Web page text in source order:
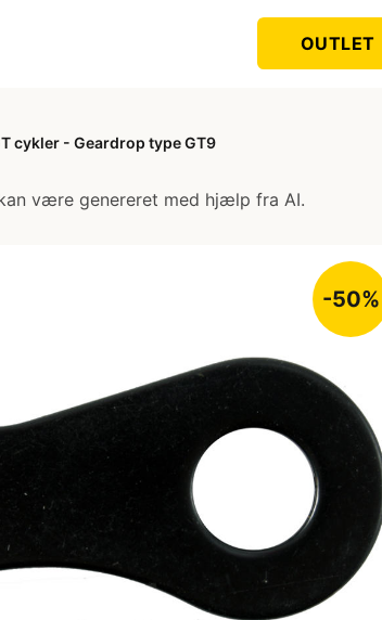
OUTLET
cykler - Geardrop type GT9
være genereret med hjælp fra AI.
-50%